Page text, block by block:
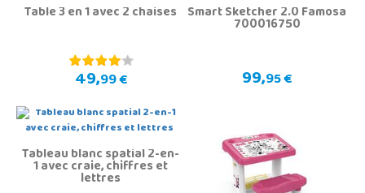
Table 3 en 1 avec 2 chaises
49,99 €
Smart Sketcher 2.0 Famosa
700016750
99,95 €
Tableau blanc spatial 2-en-
1 avec craie, chiffres et
lettres